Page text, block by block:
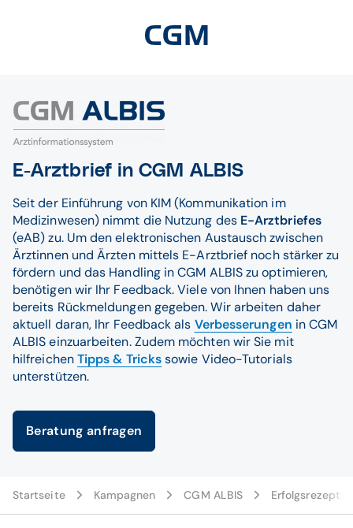
E-Arztbrief in CGM ALBIS
Seit der Einführung von KIM (Kommunikation im
Medizinwesen) nimmt die Nutzung des E-Arztbriefes
(eAB) zu. Um den elektronischen Austausch zwischen
Ärztinnen und Ärzten mittels E-Arztbrief noch stärker zu
fördern und das Handling in CGM ALBIS zu optimieren,
benötigen wir Ihr Feedback. Viele von Ihnen haben uns
bereits Rückmeldungen gegeben. Wir arbeiten daher
aktuell daran, Ihr Feedback als Verbesserungen in CGM
ALBIS einzuarbeiten. Zudem möchten wir Sie mit
hilfreichenTipps & Trickssowie Video-Tutorials
unterstützen.
Beratung anfragen
Startseite Kampagnen CGM ALBIS Erfolgsrezept